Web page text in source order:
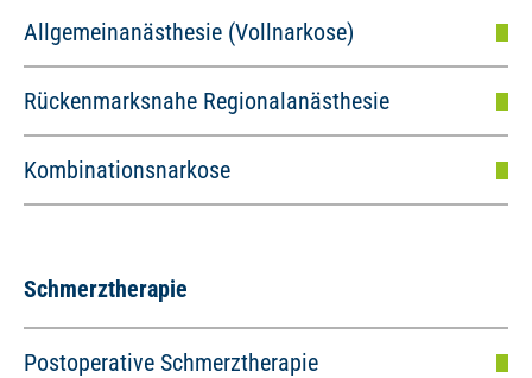
Allgemeinanästhesie (Vollnarkose)
Rückenmarksnahe Regionalanästhesie
Kombinationsnarkose
Schmerztherapie
Postoperative Schmerztherapie